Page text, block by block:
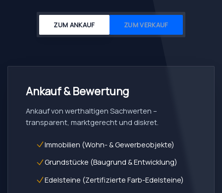
ZUM ANKAUF ZUM VERKAUF
Ankauf & Bewertung
Ankauf von werthaltigen Sachwerten –
transparent, marktgerecht und diskret.
Immobilien (Wohn- & Gewerbeobjekte)
Grundstücke (Baugrund & Entwicklung)
Edelsteine (Zertifizierte Farb-Edelsteine)